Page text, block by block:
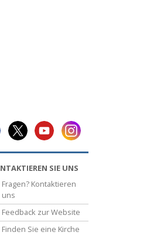
SIE UNS
Fragen? Kontaktieren
uns
Feedback zur Website
Finden Sie eine Kirche